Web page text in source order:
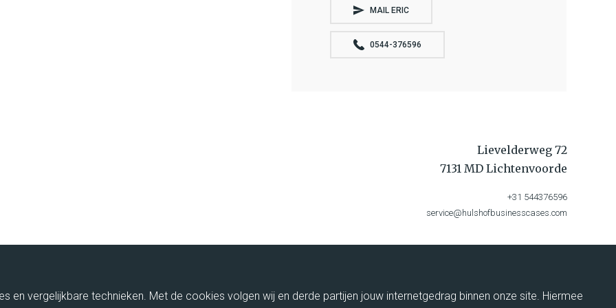
MAIL ERIC
0544-376596
Lievelderweg 72
7131 MD Lichtenvoorde
+31 544376596
service@hulshofbusinesscases.com
en vergelijkbare technieken. Met de cookies volgen wij en derde partijen jouw internetgedrag binnen onze site. Hiermee